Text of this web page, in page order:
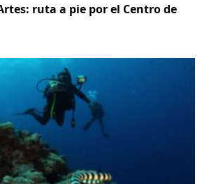
ruta a pie por el Centro de